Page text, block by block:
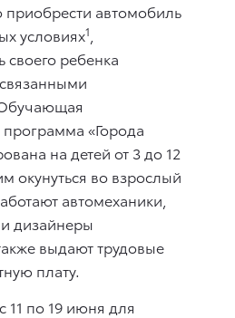
приобрести автомобиль
условиях1
своего ребенка
программа «Города
на детей от 3 до 12
окунуться во взрослый
автомеханики,
дизайнеры
выдают трудовые
плату.
11 по 19 июня для